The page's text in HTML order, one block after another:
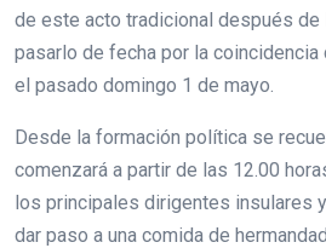
de este acto tradicional después de
pasarlo de fecha por la coincidencia
el pasado domingo 1 de mayo.
Desde la formación política se
comenzará a partir de las 12.00
los principales dirigentes insulares
dar paso a una comida de